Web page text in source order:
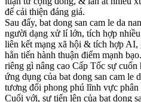
để cải thiện đáng giá.
Sau đấy, bat dong san cam le da
người dạng xử lí lớn, tích hợp
liên kết mạng xã hội & tích hợp AI,
hẳn tiến hành thuận điểm mạnh
riêng gì nâng cao Cấp Tốc sự
ứng dụng của bat dong san cam le
tương đối phong phú lĩnh vực phân
Cuối với, sự tiến lên của bat dong